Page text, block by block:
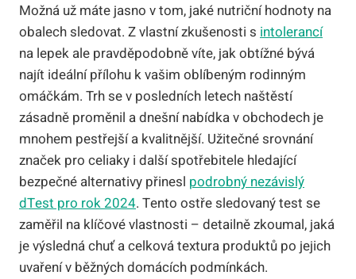
Možná už máte jasno v tom, jaké nutriční hodnoty na
obalech sledovat. Z vlastní zkušenosti s intolerancí
na lepek ale pravděpodobně víte, jak obtížné bývá
najít ideální přílohu k vašim oblíbeným rodinným
omáčkám. Trh se v posledních letech naštěstí
zásadně proměnil a dnešní nabídka v obchodech je
mnohem pestřejší a kvalitnější. Užitečné srovnání
značek pro celiaky i další spotřebitele hledající
bezpečné alternativy přinesl podrobný nezávislý
dTest pro rok 2024. Tento ostře sledovaný test se
zaměřil na klíčové vlastnosti – detailně zkoumal, jaká
je výsledná chuť a celková textura produktů po jejich
uvaření v běžných domácích podmínkách.